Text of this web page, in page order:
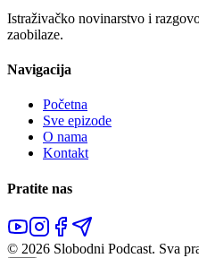
Istraživačko novinarstvo i
zaobilaze.
Navigacija
Početna
Sve epizode
O nama
Kontakt
Pratite nas
© 2026 Slobodni Podcast. Sva